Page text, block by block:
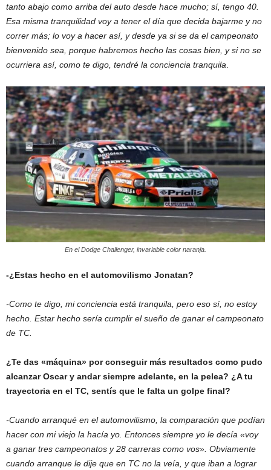
tanto abajo como arriba del auto desde hace mucho; sí, tengo 40.
Esa misma tranquilidad voy a tener el día que decida bajarme y no
correr más; lo voy a hacer así, y desde ya si se da el campeonato
bienvenido sea, porque habremos hecho las cosas bien, y si no se
ocurriera así, como te digo, tendré la conciencia tranquila
En el Dodge Challenger, invariable color naranja.
-¿Estas hecho en el automovilismo Jonatan?
-Como te digo, mi conciencia está tranquila, pero eso sí, no estoy
hecho. Estar hecho sería cumplir el sueño de ganar el campeonato
de TC.
¿Te das «máquina» por conseguir más resultados como pudo
alcanzar Oscar y andar siempre adelante, en la pelea? ¿A tu
trayectoria en el TC, sentís que le falta un golpe final?
-Cuando arranqué en el automovilismo, la comparación que podían
hacer con mi viejo la hacía yo. Entonces siempre yo le decía «voy
a ganar tres campeonatos y 28 carreras como vos». Obviamente
cuando arranque le dije que en TC no la veía, y que iban a lograr